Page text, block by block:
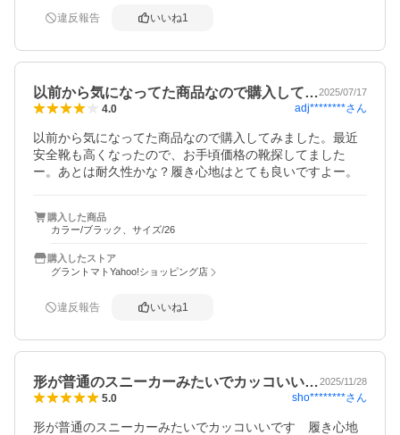
違反報告 いいね1
以前から気になってた商品なので購入して…2025/07/17
4.0 adj********さん
以前から気になってた商品なので購入してみました。最近
安全靴も高くなったので、お手頃価格の靴探してました
ー。あとは耐久性かな？履き心地はとても良いですよー。
購入した商品
カラー/ブラック、サイズ/26
購入したストア
グラントマトYahoo!ショッピング店
違反報告 いいね1
形が普通のスニーカーみたいでカッコいい…2025/11/28
5.0 sho********さん
形が普通のスニーカーみたいでカッコいいです　履き心地